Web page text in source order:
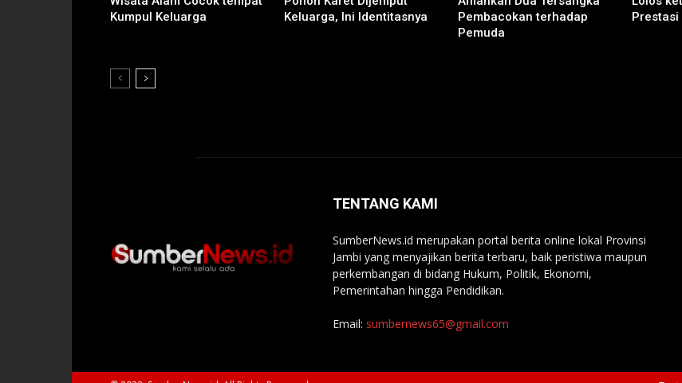
Kumpul Keluarga
Keluarga, Ini Identitasnya
Pembacokan terhadap
Pemuda
Prestasi
TENTANG KAMI
SumberNews.id merupakan portal berita online lokal Provinsi
Jambi yang menyajikan berita terbaru, baik peristiwa maupun
perkembangan di bidang Hukum, Politik, Ekonomi,
Pemerintahan hingga Pendidikan.
Email: sumbernews65@gmail.com